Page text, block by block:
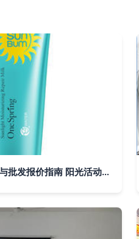
最新隔离阳光乳液价格与批发报价指南 阳光活动特惠全解析